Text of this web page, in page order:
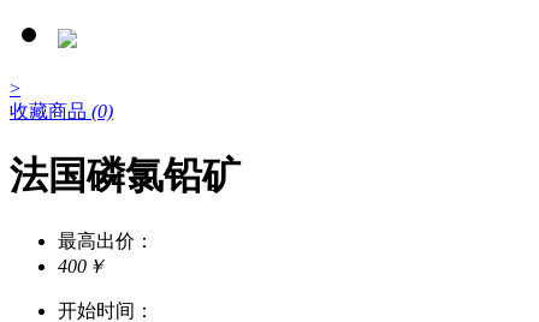
>
收藏商品 (0)
法国磷氯铅矿
最高出价：
400￥
开始时间：